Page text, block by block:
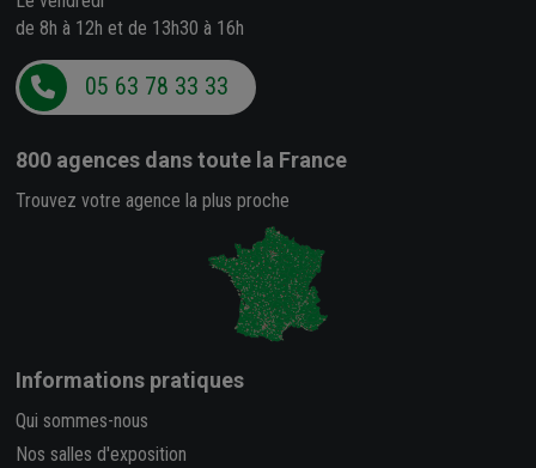
de 8h à 12h et de 13h30 à 16h
05 63 78 33 33
800 agences dans toute la France
Trouvez votre agence la plus proche
Informations pratiques
Qui sommes-nous
Nos salles d'exposition